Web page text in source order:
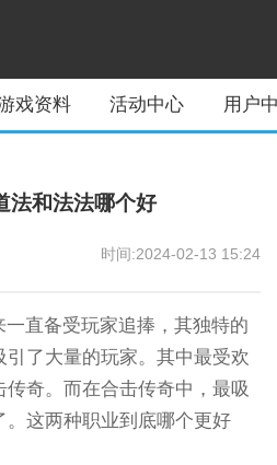
戏资料 活动中心 用户
法和法法哪个好
时间:2024-02-13 15:24
直备受玩家追捧，其独特的
了大量的玩家。其中最受欢
奇。而在合击传奇中，最吸
。这两种职业到底哪个更好